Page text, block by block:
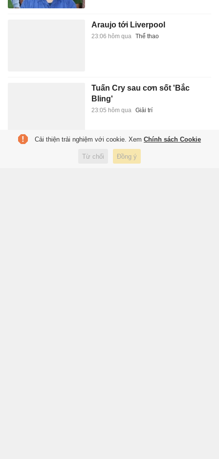
Araujo tới Liverpool
23:06 hôm qua Thể thao
Tuấn Cry sau cơn sốt 'Bắc
Bling'
23:05 hôm qua Giải trí
Khi nào các trường đại học
công bố điểm chuẩn?
Cải thiện trải nghiệm với cookie. Xem Chính sách Cookie
Từ chối Đồng ý